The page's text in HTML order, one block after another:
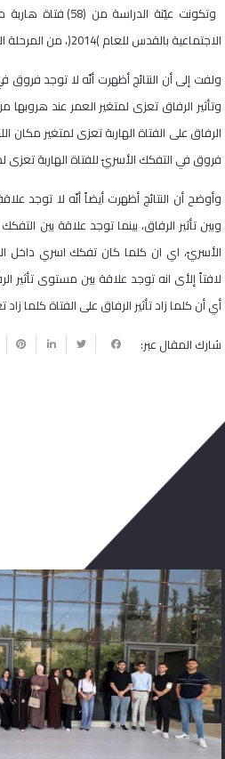
وتكونت عيّنة
الاجتماعية بالقدس للعام )2014(، من المرحلة العمرية (13-22).
ولفت إلى أن النتائج أظهرت أنّه لا توجد
وتأثير الرفاق تعزى لمتغير العمر عند هروبها
الرفاق على الفتاة الهاربة تعزى لمتغير مكان
فروق في التفكك الأسريّ للفتاة الهاربة
وأوضح أن النتائج أظهرت أيضاً أنّه لا توجد
وبين تأثير الرفاق، بينما توجد علاقة بين
الأسريّ، اي ان كلما كان تفكك اسري داخل
لافتاً إلأى انه توجد علاقة بين مستوى تأثير
أي أن كلما زاد تأثير الرفاق على الفتاة كلما
شارك المقال عبر: